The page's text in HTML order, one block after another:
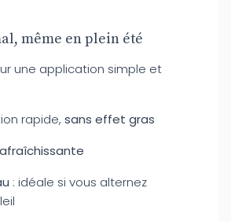
même en plein été
une application simple et
rapide, sans effet gras
: idéale si vous alternez